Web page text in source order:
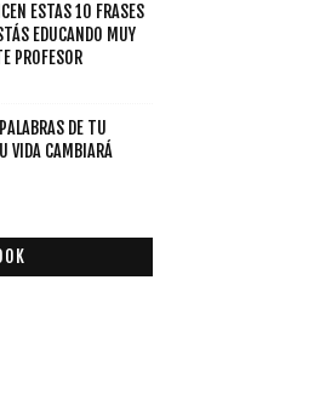
ESTAS 10 FRASES
EDUCANDO MUY
PROFESOR
DE TU
VIDA CAMBIARÁ